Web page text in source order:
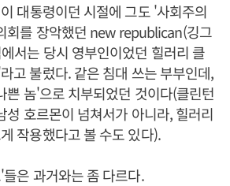
대통령이던 시절에 그도 '사회주의
회를 장악했던 new republican(깅그
서는 당시 영부인이었던 힐러리 클
고 불렀다. 같은 침대 쓰는 부부인데,
쁜 놈'으로 치부되었던 것이다(클린턴
성 호르몬이 넘쳐서가 아니라, 힐러리
작용했다고 볼 수도 있다).
은 과거와는 좀 다르다.